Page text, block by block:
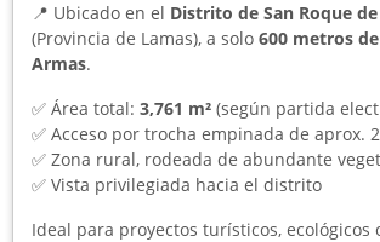
📍 Ubicado en el Distrito de San Roque
(Provincia de Lamas), a solo 600 metros
Armas.
✅ Área total: 3,761 m² (según partida
✅ Acceso por trocha empinada de aprox.
✅ Zona rural, rodeada de abundante
✅ Vista privilegiada hacia el distrito
Ideal para proyectos turísticos, ecológicos